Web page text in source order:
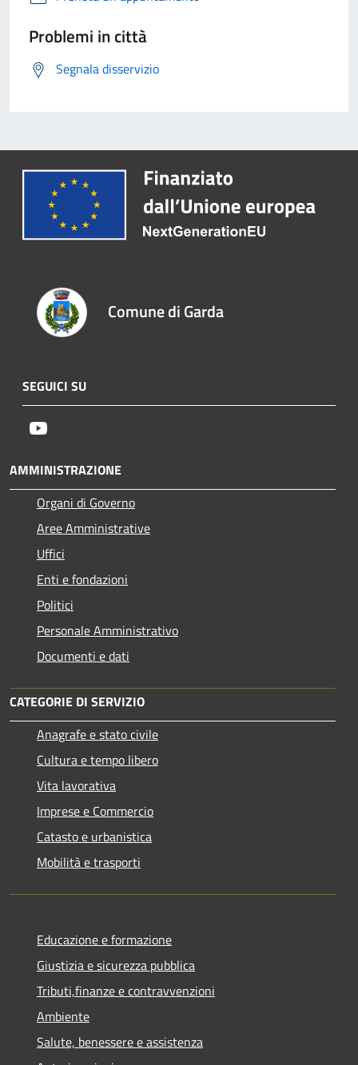
Problemi in città
Segnala disservizio
Comune di Garda
SEGUICI SU
AMMINISTRAZIONE
Organi di Governo
Aree Amministrative
Uffici
Enti e fondazioni
Politici
Personale Amministrativo
Documenti e dati
CATEGORIE DI SERVIZIO
Anagrafe e stato civile
Cultura e tempo libero
Vita lavorativa
Imprese e Commercio
Catasto e urbanistica
Mobilità e trasporti
Educazione e formazione
Giustizia e sicurezza pubblica
Tributi,finanze e contravvenzioni
Ambiente
Salute, benessere e assistenza